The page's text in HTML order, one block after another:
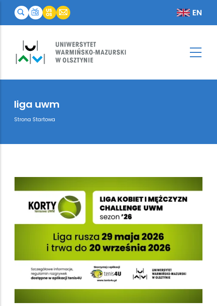
liga uwm
Breadcrumb
Strona Startowa